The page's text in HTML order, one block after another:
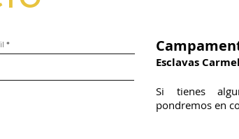
Esclavas
Si tienes
pondremos en